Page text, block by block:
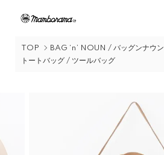
TOP
BAG ‘n’ NOUN / バッグンナウン
トートバッグ / ツールバッグ